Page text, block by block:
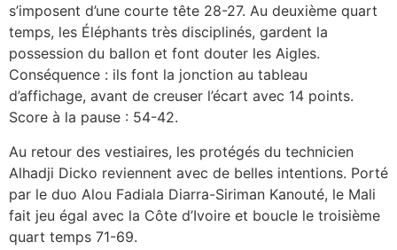
s’imposent d’une courte tête 28-27. Au deuxième quart
temps, les Éléphants très disciplinés, gardent la
possession du ballon et font douter les Aigles.
Conséquence : ils font la jonction au tableau
d’affichage, avant de creuser l’écart avec 14 points.
Score à la pause : 54-42.
Au retour des vestiaires, les protégés du technicien
Alhadji Dicko reviennent avec de belles intentions. Porté
par le duo Alou Fadiala Diarra-Siriman Kanouté, le Mali
fait jeu égal avec la Côte d’Ivoire et boucle le troisième
quart temps 71-69.